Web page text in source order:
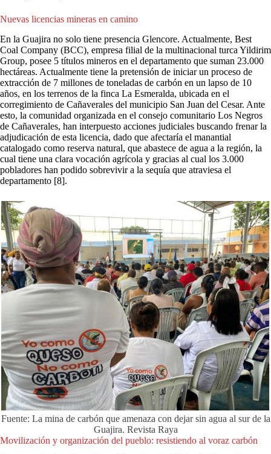
Nuevas licencias mineras en camino
En la Guajira no solo tiene presencia Glencore. Actualmente, Best
Coal Company (BCC), empresa filial de la multinacional turca Yildirim
Group, posee 5 títulos mineros en el departamento que suman 23.000
hectáreas. Actualmente tiene la pretensión de iniciar un proceso de
extracción de 7 millones de toneladas de carbón en un lapso de 10
años, en los terrenos de la finca La Esmeralda, ubicada en el
corregimiento de Cañaverales del municipio San Juan del Cesar. Ante
esto, la comunidad organizada en el consejo comunitario Los Negros
de Cañaverales, han interpuesto acciones judiciales buscando frenar la
adjudicación de esta licencia, dado que afectaría el manantial
catalogado como reserva natural, que abastece de agua a la región, la
cual tiene una clara vocación agrícola y gracias al cual los 3.000
pobladores han podido sobrevivir a la sequía que atraviesa el
departamento [8].
Fuente: La mina de carbón que amenaza con dejar sin agua al sur de la
Guajira. Revista Raya
Movilización y organización del pueblo: resistiendo al voraz carbón